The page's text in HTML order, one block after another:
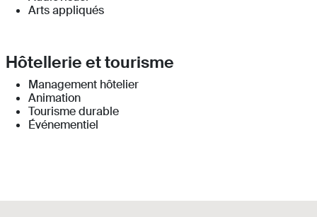
Arts appliqués
Hôtellerie et tourisme
Management hôtelier
Animation
Tourisme durable
Événementiel